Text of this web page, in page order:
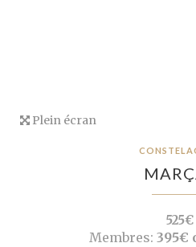
Plein écran
525€
Membres: 395€